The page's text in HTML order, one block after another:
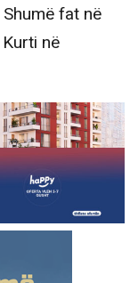
fat në
në